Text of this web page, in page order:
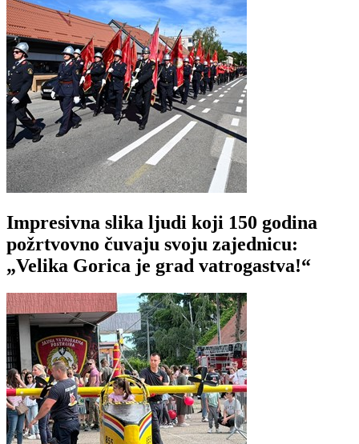
Impresivna slika ljudi koji 150 godina
požrtvovno čuvaju svoju zajednicu:
„Velika Gorica je grad vatrogastva!“